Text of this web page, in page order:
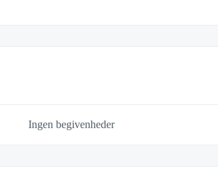
Ingen begivenheder